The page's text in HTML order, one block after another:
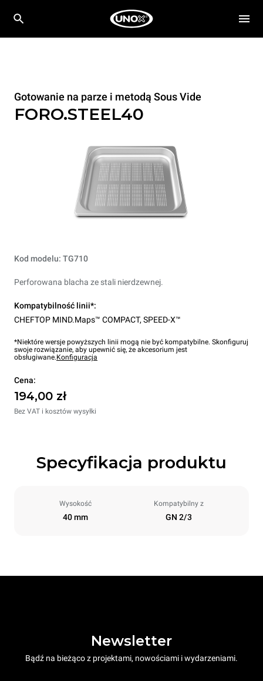
Gotowanie na parze i metodą Sous Vide
FORO.STEEL40
Kod modelu: TG710
Perforowana blacha ze stali nierdzewnej.
Kompatybilność linii*:
CHEFTOP MIND.Maps™ COMPACT, SPEED-X™
*Niektóre wersje powyższych linii mogą nie być kompatybilne. Skonfiguruj
swoje rozwiązanie, aby upewnić się, że akcesorium jest
obsługiwane.Konfiguracja
Cena:
194,00 zł
Bez VAT i kosztów wysyłki
Specyfikacja produktu
Wysokość
40 mm
Kompatybilny z
GN 2/3
Newsletter
Bądź na bieżąco z projektami, nowościami i wydarzeniami.